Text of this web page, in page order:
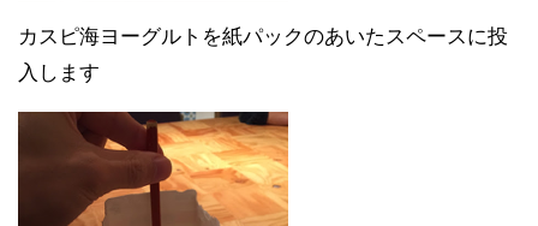
カスピ海ヨーグルトを紙パックのあいたスペースに投
入します